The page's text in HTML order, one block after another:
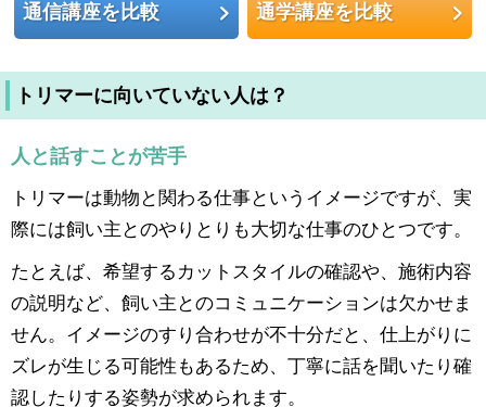
通信講座を比較 通学講座を比較
トリマーに向いていない人は？
人と話すことが苦手
トリマーは動物と関わる仕事というイメージですが、実
際には飼い主とのやりとりも大切な仕事のひとつです。
たとえば、希望するカットスタイルの確認や、施術内容
の説明など、飼い主とのコミュニケーションは欠かせま
せん。イメージのすり合わせが不十分だと、仕上がりに
ズレが生じる可能性もあるため、丁寧に話を聞いたり確
認したりする姿勢が求められます。